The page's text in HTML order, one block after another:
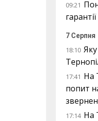
09:21
7 Серпня
18:10
17:41 На
попит
17:14 На